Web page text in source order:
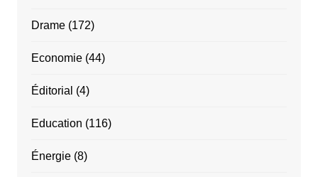
Drame(172)
Economie(44)
Éditorial (4)
Education (116)
Énergie(8)